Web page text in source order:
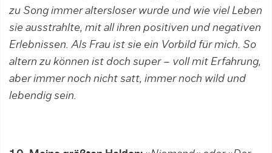
zu Song immer altersloser wurde und wie viel Leben
sie ausstrahlte, mit all ihren positiven und negativen
Erlebnissen. Als Frau ist sie ein Vorbild für mich. So
altern zu können ist doch super – voll mit Erfahrung,
aber immer noch nicht satt, immer noch wild und
lebendig sein.